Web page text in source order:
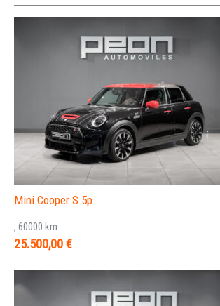
Mini Cooper S 5p
, 60000 km
25.500,00 €